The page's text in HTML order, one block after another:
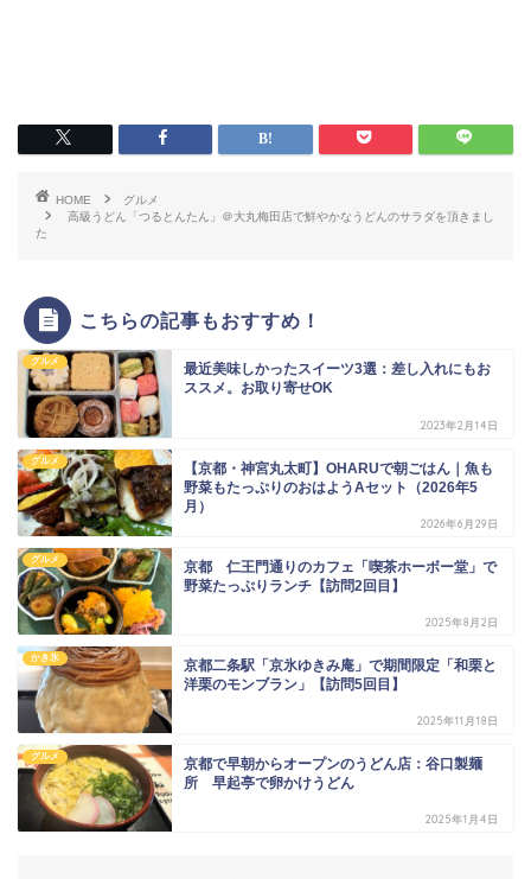
HOME
グルメ
高級うどん「つるとんたん」＠大丸梅田店で鮮やかなうどんのサラダを頂きまし
た
こちらの記事もおすすめ！
グルメ
最近美味しかったスイーツ3選：差し入れにもお
ススメ。お取り寄せOK
2023年2月14日
グルメ
【京都・神宮丸太町】OHARUで朝ごはん｜魚も
野菜もたっぷりのおはようAセット（2026年5
月）
2026年6月29日
グルメ
京都 仁王門通りのカフェ「喫茶ホーボー堂」で
野菜たっぷりランチ【訪問2回目】
2025年8月2日
かき氷
京都二条駅「京氷ゆきみ庵」で期間限定「和栗と
洋栗のモンブラン」【訪問5回目】
2025年11月18日
グルメ
京都で早朝からオープンのうどん店：谷口製麺
所 早起亭で卵かけうどん
2025年1月4日